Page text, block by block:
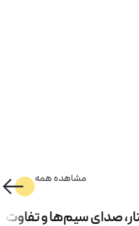
مشاهده همه
صدای سیم‌ها و تفاوت